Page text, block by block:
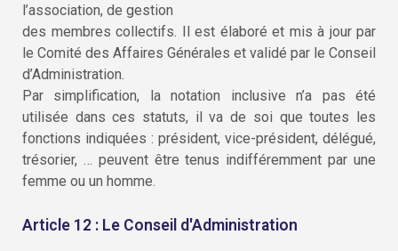
l’association, de gestion
des membres collectifs. Il est élaboré et mis à jour par
le Comité des Affaires Générales et validé par le Conseil
d’Administration.
Par simplification, la notation inclusive n’a pas été
utilisée dans ces statuts, il va de soi que toutes les
fonctions indiquées : président, vice-président, délégué,
trésorier, … peuvent être tenus indifféremment par une
femme ou un homme.
Article 12 : Le Conseil d'Administration